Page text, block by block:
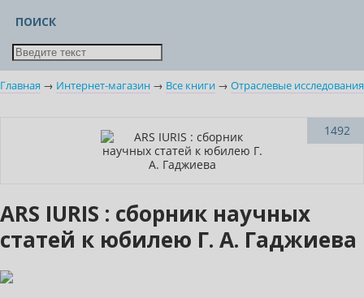
ПОИСК
Главная → Интернет-магазин → Все книги → Отраслевые исследования
1492
ARS IURIS : сборник научных
статей к юбилею Г. А. Гаджиева